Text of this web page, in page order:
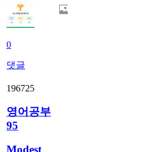
0
댓글
196725
영어공부
95
Modest